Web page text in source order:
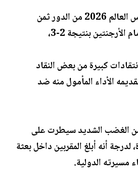
وودع منتخب مصر كأس العالم 2026 من الدور ثمن
بنتيجة 2-3،
كبيرة من بعض النقاد
الأداء المأمول منه ضد
الغضب الشديد سيطرت على
لدرجة أنه أبلغ المقربين داخل بعثة
مسيرته الدولية.